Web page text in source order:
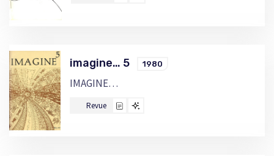
imagine… 5 1980
IMAGINE…
Revue